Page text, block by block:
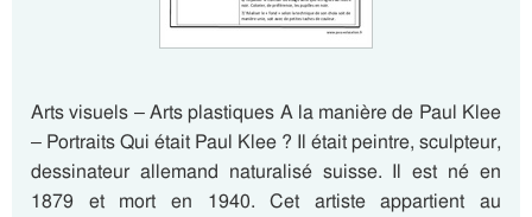
Arts visuels – Arts plastiques A la manière de Paul Klee
– Portraits Qui était Paul Klee ? Il était peintre, sculpteur,
dessinateur allemand naturalisé suisse. Il est né en
1879 et mort en 1940. Cet artiste appartient au